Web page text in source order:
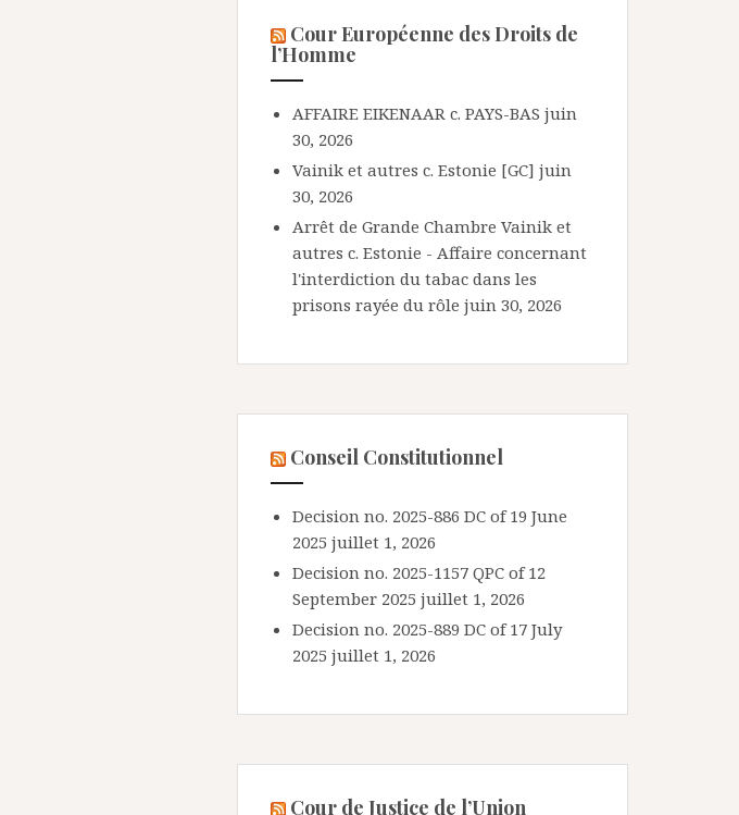
Cour Européenne des Droits de
l’Homme
AFFAIRE EIKENAAR c. PAYS-BAS juin
30, 2026
Vainik et autres c. Estonie [GC] juin
30, 2026
Arrêt de Grande Chambre Vainik et
autres c. Estonie - Affaire concernant
l'interdiction du tabac dans les
prisons rayée du rôle juin 30, 2026
Conseil Constitutionnel
Decision no. 2025-886 DC of 19 June
2025 juillet 1, 2026
Decision no. 2025-1157 QPC of 12
September 2025 juillet 1, 2026
Decision no. 2025-889 DC of 17 July
2025 juillet 1, 2026
Cour de Justice de l’Union